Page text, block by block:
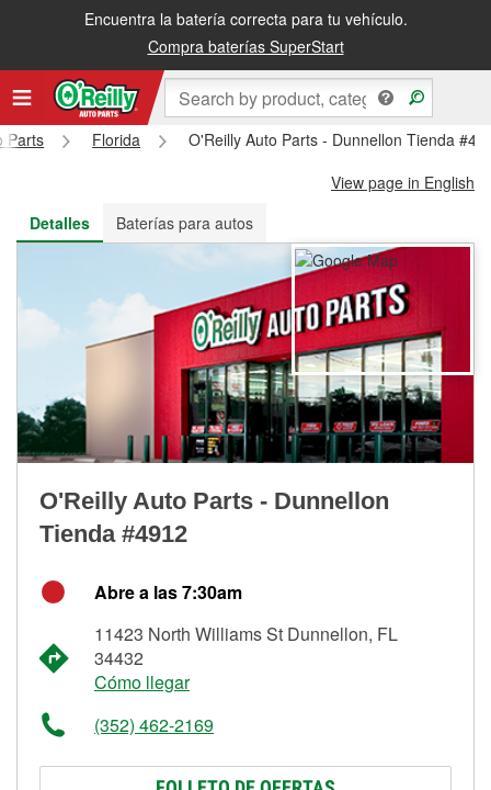
Encuentra la batería correcta para tu vehículo.
Compra baterías SuperStart
Recibe tu orden gratis al día siguiente o recógela en la tienda
Parts Florida
O'Reilly Auto Parts - Dunnellon Tienda
View page in English
Detalles
Baterías para autos
O'Reilly Auto Parts - Dunnellon
Tienda #4912
Abre a las 7:30am
11423 North Williams St Dunnellon, FL
34432
Cómo llegar
(352) 462-2169